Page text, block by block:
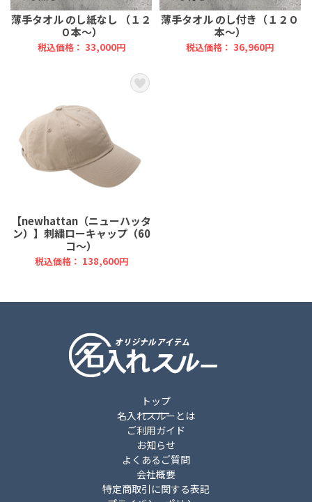
薄手タオル のし紙なし （１２
０本～）
税込価格： 33,000円
薄手タオル のし付き（１２０
本～）
税込価格： 36,960円
【newhattan（ニューハッタ
ン）】刺繍ローキャップ（60
コ～）
税込価格： 138,600円
トップ
名入れスルーとは
ご利用ガイド
お知らせ
よくあるご質問
会社概要
特定商取引に関する表記